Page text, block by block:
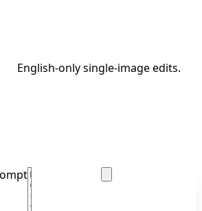
English-only single-image edits.